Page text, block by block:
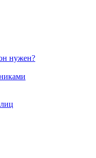
нужен?